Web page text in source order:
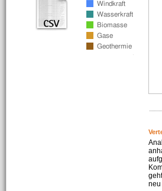
neu